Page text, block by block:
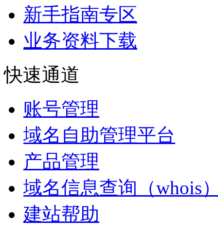
新手指南专区
业务资料下载
快速通道
账号管理
域名自助管理平台
产品管理
域名信息查询（whois
建站帮助